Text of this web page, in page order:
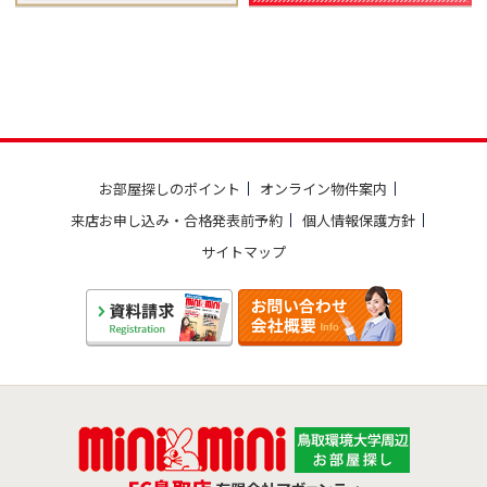
お部屋探しのポイント
オンライン物件案内
来店お申し込み・合格発表前予約
個人情報保護方針
サイトマップ